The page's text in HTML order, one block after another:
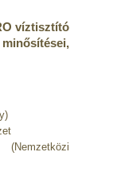
víztisztító